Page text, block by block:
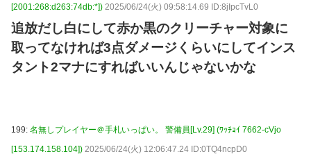
[2001:268:d263:74db:*]) 2025/06/24(火) 09:58:14.69 ID:8jIpcTvL0
追放だし白にして赤か黒のクリーチャー対象に
取ってなければ3点ダメージくらいにしてインス
タント2マナにすればいいんじゃないかな
199: 名無しプレイヤー＠手札いっぱい。 警備員[Lv.29] (ﾜｯﾁｮｲ 7662-cVjo
[153.174.158.104]) 2025/06/24(火) 12:06:47.24 ID:0TQ4ncpD0